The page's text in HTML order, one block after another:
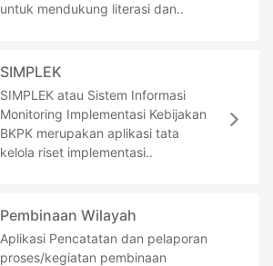
untuk mendukung literasi dan..
SIMPLEK
SIMPLEK atau Sistem Informasi
Monitoring Implementasi Kebijakan
BKPK merupakan aplikasi tata
kelola riset implementasi..
Pembinaan Wilayah
Aplikasi Pencatatan dan pelaporan
proses/kegiatan pembinaan